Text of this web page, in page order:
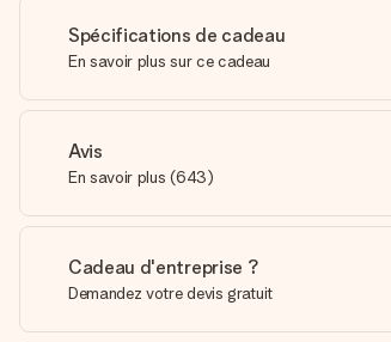
Spécifications de cadeau
En savoir plus sur ce cadeau
Avis
En savoir plus (643)
Cadeau d'entreprise ?
Demandez votre devis gratuit